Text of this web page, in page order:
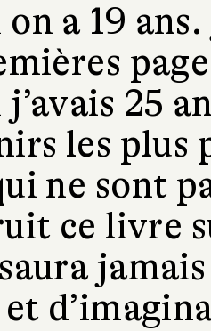
a 19
25
les plus
ne sont
ce livre